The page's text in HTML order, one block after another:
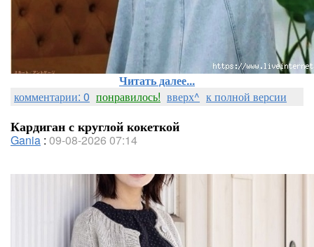
Читать далее...
комментарии: 0 понравилось! вверх^ к полной версии
Кардиган с круглой кокеткой
Gania : 09-08-2026 07:14